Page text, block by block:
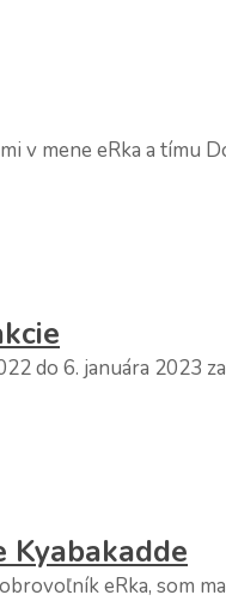
mene eRka a tímu
do 6. januára
Kyabakadde
eRka, som